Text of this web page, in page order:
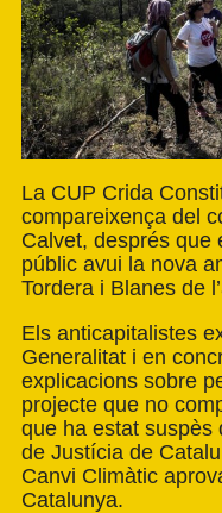
La CUP Crida
compareixença del
Calvet, després que
públic avui la nova
Tordera i Blanes de
Els anticapitalistes
Generalitat i en
explicacions sobre
projecte que no
que ha estat suspès
de Justícia de
Canvi Climàtic
Catalunya.